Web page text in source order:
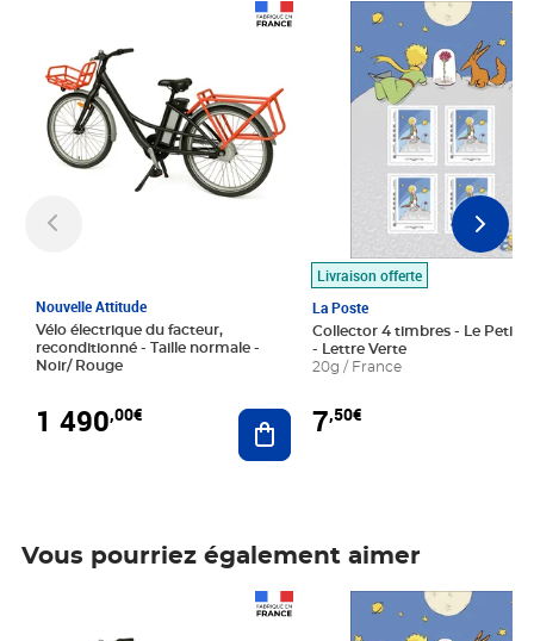
Nouvelle Attitude
Vélo électrique du facteur,
reconditionné - Taille normale -
Noir/ Rouge
1 490,00€ Ajouter au panier
Livraison offerte
La Poste
Collector 4 timbres - Le Petit
- Lettre Verte
20g / France
7,50€
Prix 7,50€
Vous pourriez également aimer
Prix 7,50€